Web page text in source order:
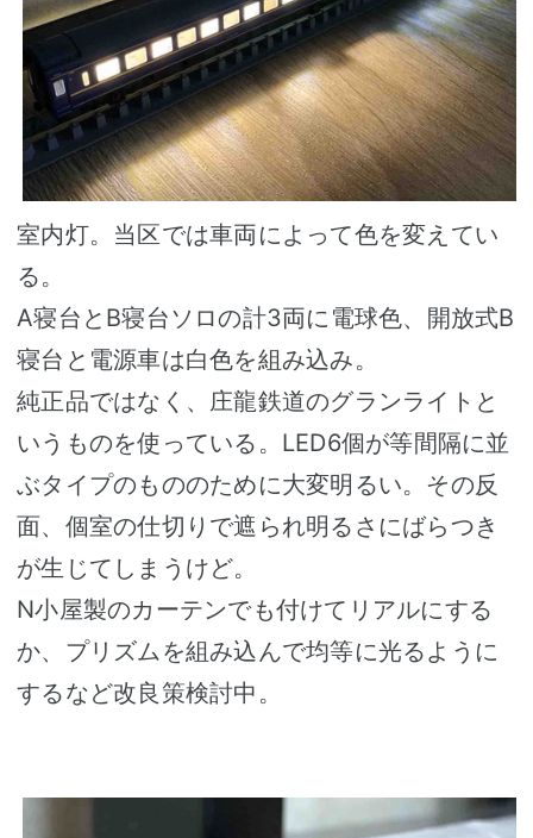
室内灯。当区では車両によって色を変えてい
る。
A寝台とB寝台ソロの計3両に電球色、開放式B
寝台と電源車は白色を組み込み。
純正品ではなく、庄龍鉄道のグランライトと
いうものを使っている。LED6個が等間隔に並
ぶタイプのもののために大変明るい。その反
面、個室の仕切りで遮られ明るさにばらつき
が生じてしまうけど。
N小屋製のカーテンでも付けてリアルにする
か、プリズムを組み込んで均等に光るように
するなど改良策検討中。